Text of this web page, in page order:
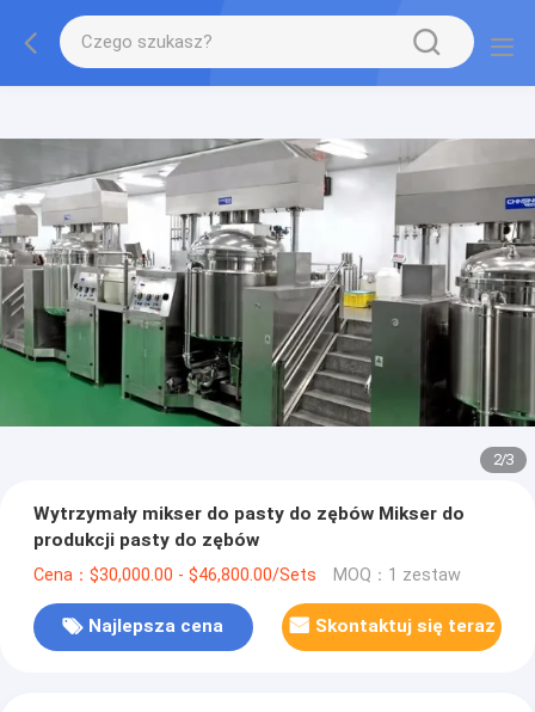
2/3
Wytrzymały mikser do pasty do zębów Mikser do
produkcji pasty do zębów
Cena：$30,000.00 - $46,800.00/Sets MOQ：1 zestaw
Najlepsza cena Skontaktuj się teraz